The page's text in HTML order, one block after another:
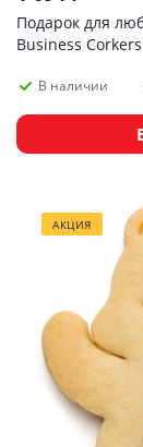
Подарок для
Business
В наличии
АКЦИЯ